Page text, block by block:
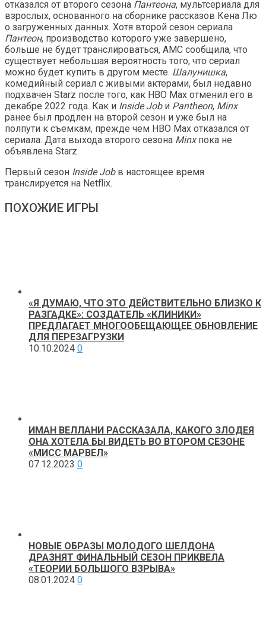
отказался от второго сезона Пантеона, мультсериала для
взрослых, основанного на сборнике рассказов Кена Лю
о загруженных данных. Хотя второй сезон сериала
Пантеон, производство которого уже завершено,
больше не будет транслироваться, AMC сообщила, что
существует небольшая вероятность того, что сериал
можно будет купить в другом месте. Шалунишка,
комедийный сериал с живыми актерами, был недавно
подхвачен Starz после того, как HBO Max отменил его в
декабре 2022 года. Как и Inside Jobи Pantheon, Minx
ранее был продлен на второй сезон и уже был на
полпути к съемкам, прежде чем HBO Max отказался от
сериала. Дата выхода второго сезона Minxпока не
объявлена ​​Starz.
Первый сезон Inside Jobв настоящее время
транслируется на Netflix.
ПОХОЖИЕ ИГРЫ
«Я ДУМАЮ, ЧТО ЭТО ДЕЙСТВИТЕЛЬНО БЛИЗКО К
РАЗГАДКЕ»: СОЗДАТЕЛЬ «КЛИНИКИ»
ПРЕДЛАГАЕТ МНОГООБЕЩАЮЩЕЕ ОБНОВЛЕНИЕ
ДЛЯ ПЕРЕЗАГРУЗКИ
10.10.2024 0
ИМАН ВЕЛЛАНИ РАССКАЗАЛА, КАКОГО ЗЛОДЕЯ
ОНА ХОТЕЛА БЫ ВИДЕТЬ ВО ВТОРОМ СЕЗОНЕ
«МИСС МАРВЕЛ»
07.12.2023 0
НОВЫЕ ОБРАЗЫ МОЛОДОГО ШЕЛДОНА
ДРАЗНЯТ ФИНАЛЬНЫЙ СЕЗОН ПРИКВЕЛА
«ТЕОРИИ БОЛЬШОГО ВЗРЫВА»
08.01.2024 0